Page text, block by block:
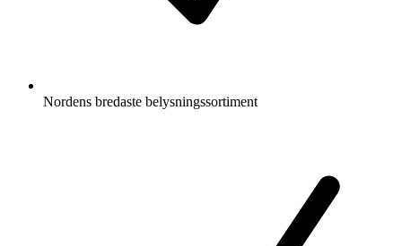
Nordens bredaste belysningssortiment